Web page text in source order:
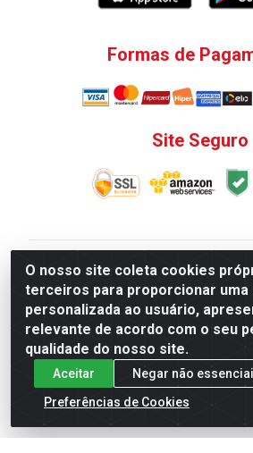
O nosso site coleta cookies
terceiros para proporcionar uma
personalizada ao usuário,
relevante de acordo com o seu
qualidade do nosso site.
Aceitar
Negar não
Preferências de Cookies
Formas de
Site Seguro
V. C. Ferragens LTDA - Rua do
Bandeira, Rio de Janeiro/ RJ - CEP
12.324.723/0001-
Todas as regras de promoções,
prazos de pagamento e entrega
válidos apenas para compras via
estoque sujeito a alterações